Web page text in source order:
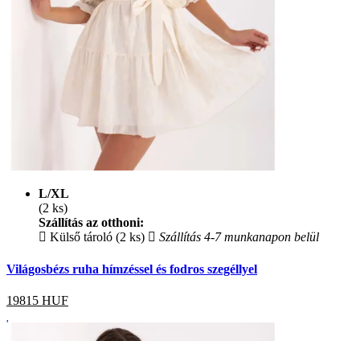
L/XL
(2 ks)
Szállítás az otthoni:
Külső tároló (2 ks)
Szállítás 4-7 munkanapon belül
Világosbézs ruha hímzéssel és fodros szegéllyel
19815 HUF